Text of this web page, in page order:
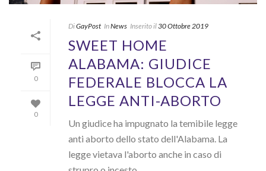
0
0
DiGayPost InNews Inserito il30 Ottobre 2019
SWEET HOME
ALABAMA: GIUDICE
FEDERALE BLOCCA LA
LEGGE ANTI-ABORTO
Un giudice ha impugnato la temibile legge
anti aborto dello stato dell'Alabama. La
legge vietava l'aborto anche in caso di